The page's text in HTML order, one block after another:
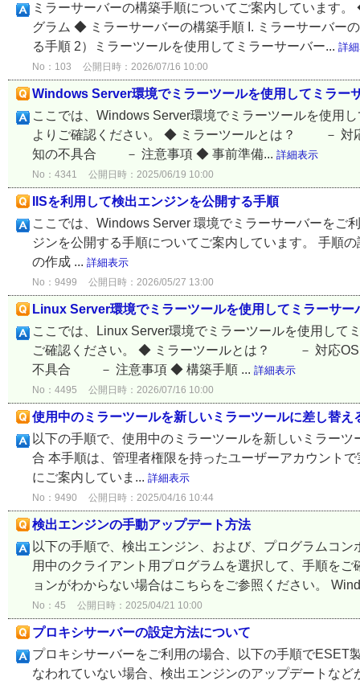
ミラーサーバーの構築手順についてご案内しています
グラム ◆ ミラーサーバーの構築手順 I. ミラーサーバー
る手順 2）ミラーツールを使用してミラーサーバー... 詳
No：103 公開日時：2026/07/16 10:00
Windows Server環境でミラーツールを使用してミラー
ここでは、Windows Server環境でミラーツールを使用
よりご確認ください。 ◆ ミラーツールとは？ －
知の不具合 － 注意事項 ◆ 事前準備... 詳細表示
No：4341 公開日時：2025/06/19 10:00
IISを利用して検出エンジンを公開する手順
ここでは、Windows Server 環境でミラーサーバーをご
ジンを公開する手順についてご案内しています。 手順
の作成 ... 詳細表示
No：9499 公開日時：2026/05/27 13:00
Linux Server環境でミラーツールを使用してミラーサー
ここでは、Linux Server環境でミラーツールを使用して
ご確認ください。 ◆ ミラーツールとは？ － 対応
不具合 － 注意事項 ◆ 構築手順 ... 詳細表示
No：4495 公開日時：2026/07/16 10:00
使用中のミラーツールを新しいミラーツールに差し替え
以下の手順で、使用中のミラーツールを新しいミラー
合 本手順は、管理者権限を持ったユーザーアカウント
にご案内していま... 詳細表示
No：9490 公開日時：2025/04/16 10:44
検出エンジンの手動アップデート方法
以下の手順で、検出エンジン、および、プログラムコ
用中のクライアント用プログラムを選択して、手順を
ョンがわからない場合はこちらをご参照ください。
No：45 公開日時：2025/04/21 10:00
プロキシサーバーの設定方法について
プロキシサーバーをご利用の場合、以下の手順でESET
なわれていない場合、検出エンジンのアップデートな